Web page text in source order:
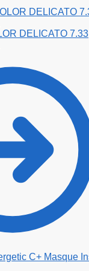
DELICATO 7.33